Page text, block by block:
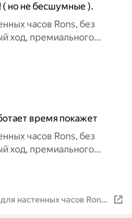
( но не бесшумные ).
часов Rons, без
ход, премиального
время покажет
часов Rons, без
ход, премиального
настенных часов Rons,